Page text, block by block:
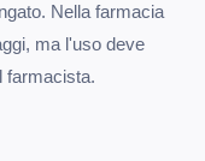
Nella farmacia
ma l'uso deve
farmacista.